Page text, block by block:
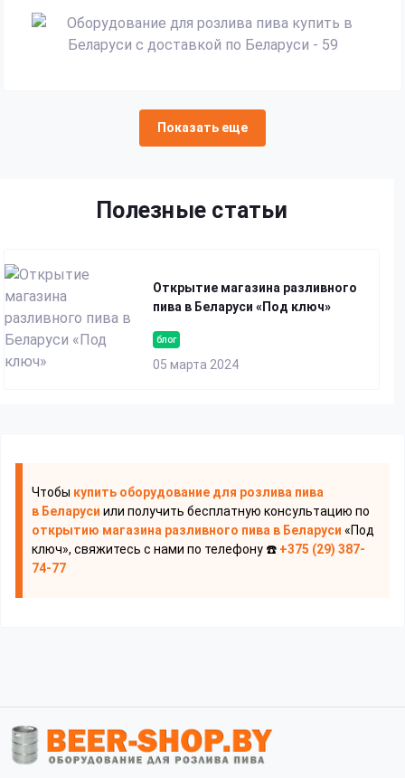
Показать еще
Полезные статьи
блог
05 марта 2024
Открытие магазина разливного
пива в Беларуси «Под ключ»
Чтобы купить оборудование для розлива пива
в Беларуси или получить бесплатную консультацию по
открытию магазина разливного пива в Беларуси «Под
ключ», свяжитесь с нами по телефону ☎️ +375 (29) 387-
74-77